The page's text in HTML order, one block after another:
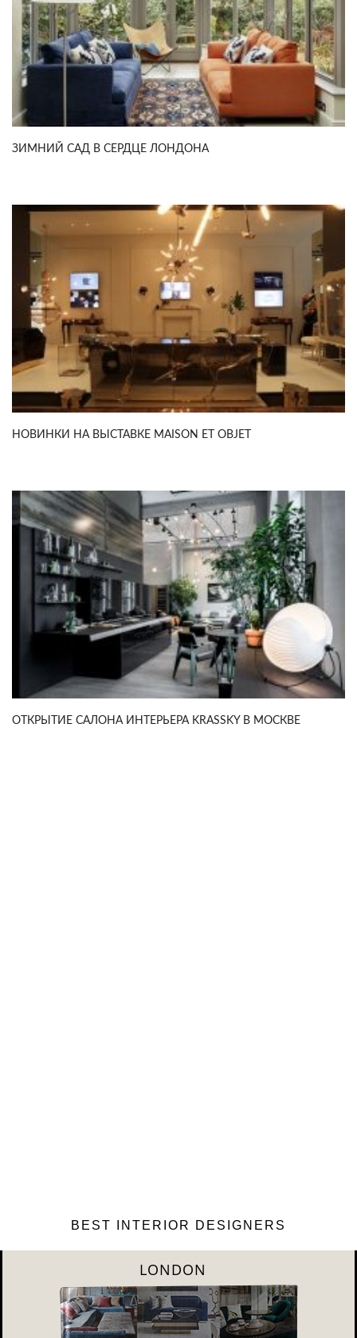
ЗИМНИЙ САД В СЕРДЦЕ ЛОНДОНА
НОВИНКИ НА ВЫСТАВКЕ MAISON ET OBJET
ОТКРЫТИЕ САЛОНА ИНТЕРЬЕРА KRASSKY В МОСКВЕ
BEST INTERIOR DESIGNERS
PARIS